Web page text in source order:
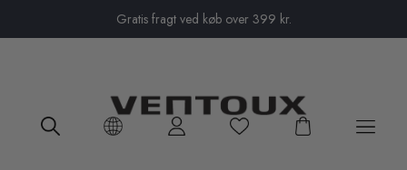
Gratis fragt ved køb over 399 kr.